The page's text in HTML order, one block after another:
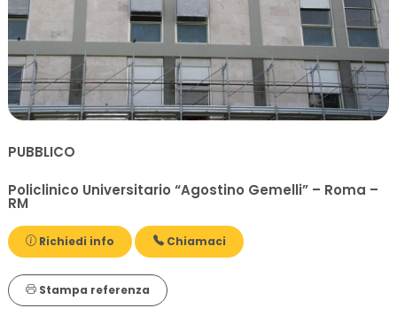
PUBBLICO
Policlinico Universitario “Agostino Gemelli” – Roma –
RM
Richiedi info Chiamaci
Stampa referenza